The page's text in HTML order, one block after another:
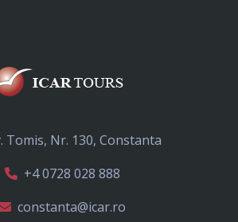
Tomis, Nr. 130, Constanta
+4 0728 028 888
constanta@icar.ro